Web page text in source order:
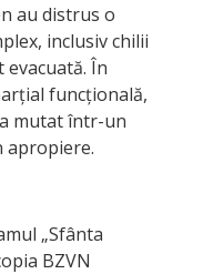
au distrus o
inclusiv chilii
În
funcțională,
mutat într-un
apropiere.
„Sfânta
BZVN